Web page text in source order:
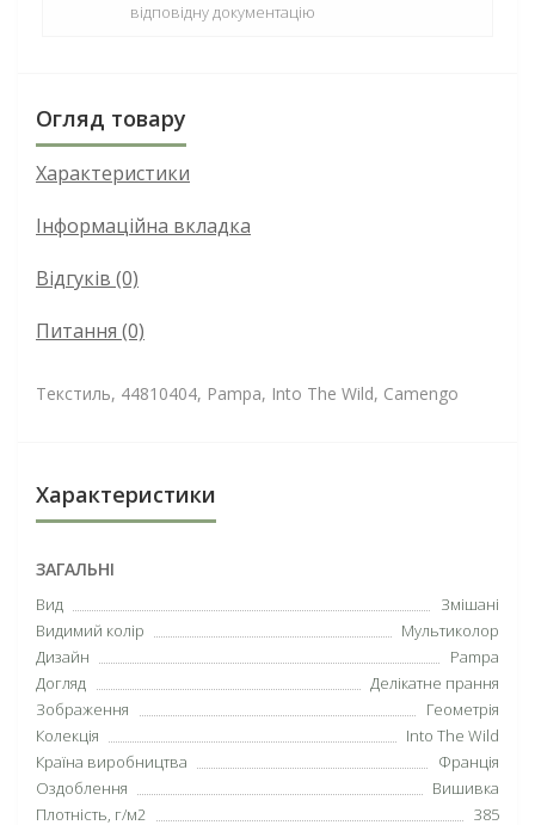
відповідну документацію
Огляд товару
Характеристики
Інформаційна вкладка
Відгуків (0)
Питання (0)
Текстиль, 44810404, Pampa, Into The Wild, Camengo
Характеристики
ЗАГАЛЬНІ
Вид
Змішані
Видимий колір
Мультиколор
Дизайн
Pampa
Догляд
Делікатне прання
Зображення
Геометрія
Колекція
Into The Wild
Країна виробництва
Франція
Оздоблення
Вишивка
Плотність, г/м2
385